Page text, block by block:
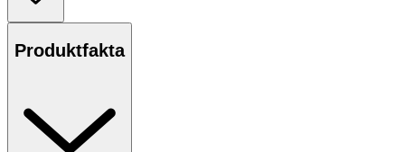
Produktfakta